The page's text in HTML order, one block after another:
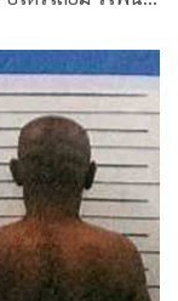
ไม่เกิน 20 ตัน)